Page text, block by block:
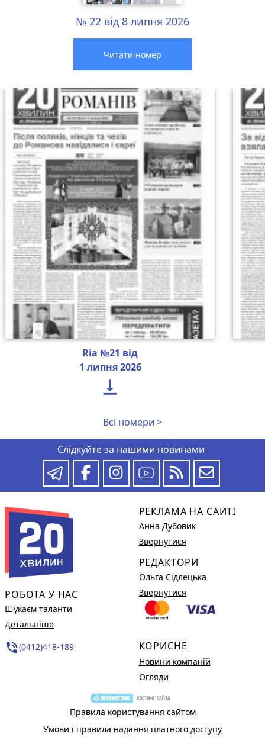
№ 22 від 8 липня 2026
Читати номер
Ria №21 від
1 липня 2026

Всі номери >
Слідкуйте за нашими новинами
РОБОТА У НАС
Шукаєм таланти
Детальніше
phone_in_talk(0412)418-189
РЕКЛАМА НА САЙТІ
Анна Дубовик
Звернутися
РЕДАКТОРИ
Ольга Сідлецька
Звернутися
КОРИСНЕ
Новини компаній
Огляди
Правила користування сайтом
Умови і правила надання платного доступу